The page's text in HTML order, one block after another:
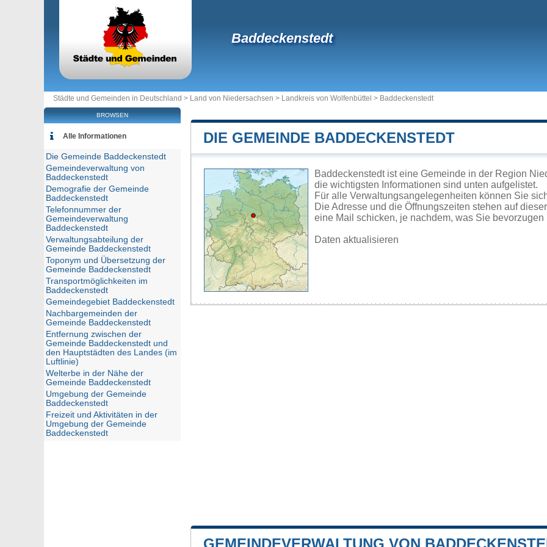
Baddeckenstedt
Städte und Gemeinden in Deutschland > Land von Niedersachsen > Landkreis von Wolfenbüttel > Baddeckenstedt
DIE GEMEINDE BADDECKENSTEDT
Baddeckenstedt ist eine Gemeinde in der Region
die wichtigsten Informationen sind unten aufgelistet.
Für alle Verwaltungsangelegenheiten können Sie
Die Adresse und die Öffnungszeiten stehen auf
eine Mail schicken, je nachdem, was Sie
Daten aktualisieren
GEMEINDEVERWALTUNG VON
BROWSEN
Alle Informationen
Die Gemeinde Baddeckenstedt
Gemeindeverwaltung von
Baddeckenstedt
Demografie der Gemeinde
Baddeckenstedt
Telefonnummer der
Gemeindeverwaltung
Baddeckenstedt
Verwaltungsabteilung der
Gemeinde Baddeckenstedt
Toponym und Übersetzung der
Gemeinde Baddeckenstedt
Transportmöglichkeiten im
Baddeckenstedt
Gemeindegebiet Baddeckenstedt
Nachbargemeinden der
Gemeinde Baddeckenstedt
Entfernung zwischen der
Gemeinde Baddeckenstedt und
den Hauptstädten des Landes (im
Luftlinie)
Welterbe in der Nähe der
Gemeinde Baddeckenstedt
Umgebung der Gemeinde
Baddeckenstedt
Freizeit und Aktivitäten in der
Umgebung der Gemeinde
Baddeckenstedt